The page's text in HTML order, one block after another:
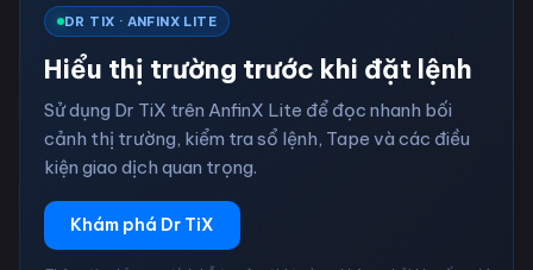
DR TIX · ANFINX LITE
Hiểu thị trường trước khi đặt lệnh
Sử dụng Dr TiX trên AnfinX Lite để đọc nhanh bối
cảnh thị trường, kiểm tra sổ lệnh, Tape và các điều
kiện giao dịch quan trọng.
Khám phá Dr TiX